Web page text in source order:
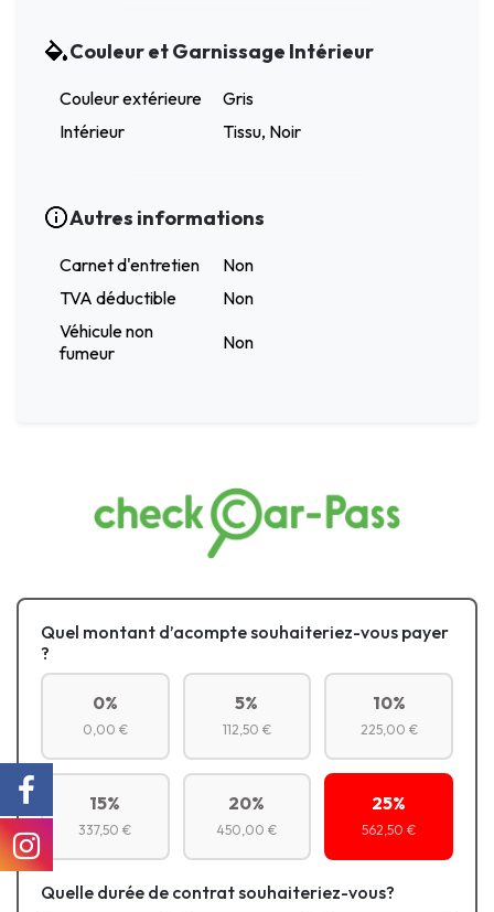
Couleur et Garnissage Intérieur
Couleur extérieure
Gris
Intérieur
Tissu, Noir
Autres informations
Carnet d'entretien
Non
TVA déductible
Non
Véhicule non
fumeur
Non
Quel montant d’acompte souhaiteriez-vous payer
?
0%
0,00 €
5%
112,50 €
10%
225,00 €
15%
337,50 €
20%
450,00 €
25%
562,50 €
Quelle durée de contrat souhaiteriez-vous?